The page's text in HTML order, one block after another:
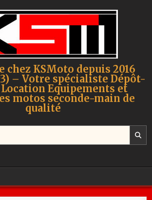
chez KSMoto depuis 2016
– Votre spécialiste Dépôt-
Equipements et
motos seconde-main de
qualité